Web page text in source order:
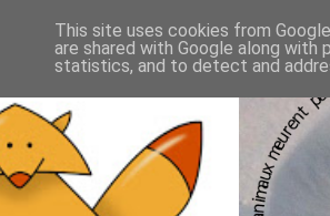
This site uses cookies from
are shared with Google along
statistics, and to detect and